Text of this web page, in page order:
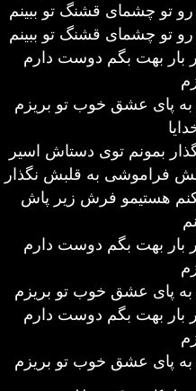
تو چشمای قشنگ تو ببینم
تو چشمای قشنگ تو ببینم
بار بهت بگم دوست دارم
به پای عشق خوب تو بریزم
بمونم توی دستاش اسیر
فراموشی به قلبش نگذار
هستیمو فرش زیر پاش
بار بهت بگم دوست دارم
به پای عشق خوب تو بریزم
بار بهت بگم دوست دارم
به پای عشق خوب تو بریزم